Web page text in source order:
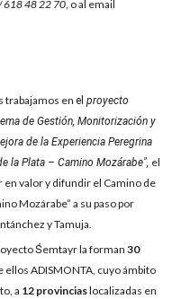
618 48 22 70, o al email
trabajamos en el proyecto
de Gestión, Monitorización y
de la Experiencia Peregrina
la Plata – Camino Mozárabe", el
valor y difundir el Camino de
Mozárabe” a su paso por
y Tamuja.
Ṥemtayr la forman 30
ellos ADISMONTA, cuyo ámbito
a 12 provinciaslocalizadas en